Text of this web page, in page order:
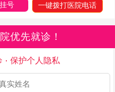
号 一键拨打医院电话
优先就诊！
保护个人隐私